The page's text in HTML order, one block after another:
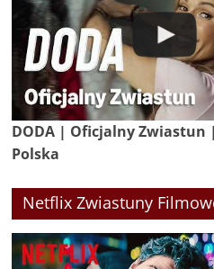
DODA | Oficjalny Zwiastun
Polska
Netflix Zwiastuny